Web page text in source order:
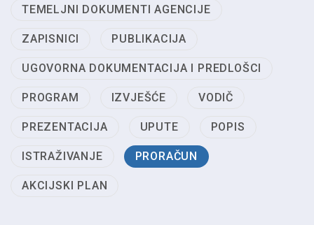
TEMELJNI DOKUMENTI AGENCIJE
ZAPISNICI PUBLIKACIJA
UGOVORNA DOKUMENTACIJA I PREDLOŠCI
PROGRAM IZVJEŠĆE VODIČ
PREZENTACIJA UPUTE POPIS
ISTRAŽIVANJE PRORAČUN
AKCIJSKI PLAN